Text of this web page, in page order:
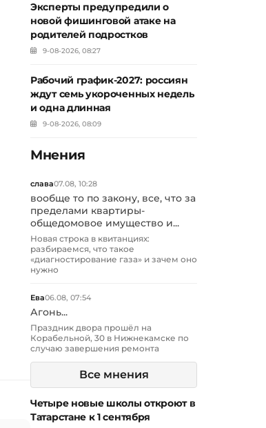
Эксперты предупредили о
новой фишинговой атаке на
родителей подростков
9-08-2026, 08:27
Рабочий график-2027: россиян
ждут семь укороченных недель
и одна длинная
9-08-2026, 08:09
Мнения
слава07.08, 10:28
вообще то по закону, все, что за
пределами квартиры-
общедомовое имущество и...
Новая строка в квитанциях:
разбираемся, что такое
«диагностирование газа» и зачем оно
нужно
Ева06.08, 07:54
Агонь...
Праздник двора прошёл на
Корабельной, 30 в Нижнекамске по
случаю завершения ремонта
Все мнения
Четыре новые школы откроют в
Татарстане к 1 сентября